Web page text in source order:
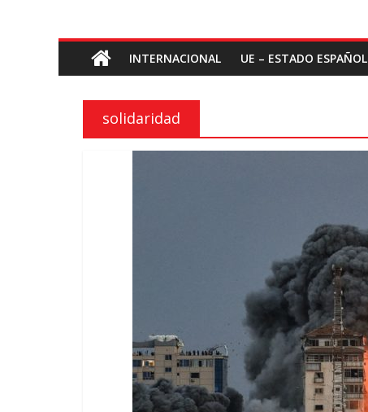
Socialismo
e
liberdade
INTERNACIONAL UE – ESTADO ESPAÑOL
solidaridad